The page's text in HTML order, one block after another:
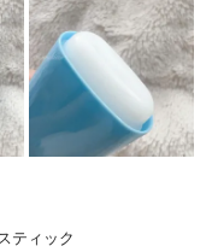
ティック